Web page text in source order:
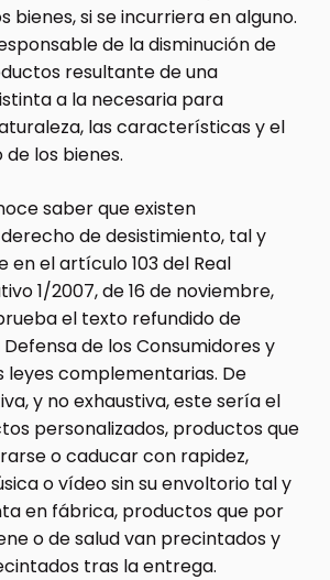
bienes, si se incurriera en alguno.
de la disminución de
resultante de una
a la necesaria para
las características y el
los bienes.
saber que existen
de desistimiento, tal y
en el artículo 103 del Real
1/2007, de 16 de noviembre,
el texto refundido de
de los Consumidores y
leyes complementarias. De
y no exhaustiva, este sería el
personalizados, productos que
o caducar con rapidez,
o vídeo sin su envoltorio tal y
en fábrica, productos que por
o de salud van precintados y
tras la entrega.